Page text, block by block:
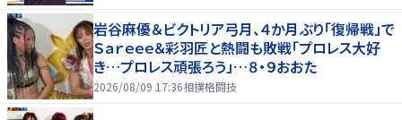
岩谷麻優＆ビクトリア弓月、４か月ぶり「復帰戦」で
Ｓａｒｅｅｅ＆彩羽匠と熱闘も敗戦「プロレス大好
き…プロレス頑張ろう」…８・９おおた
2026/08/09 17:36相撲格闘技